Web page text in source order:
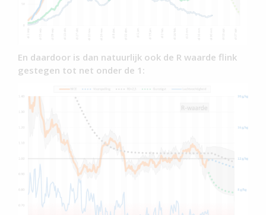
En daardoor is dan natuurlijk ook de R waarde flink
gestegen tot net onder de 1: